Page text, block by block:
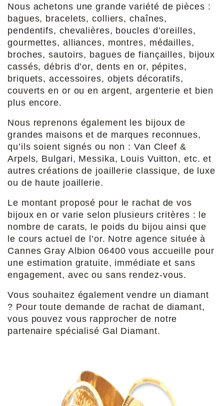
Nous achetons une grande variété de pièces :
bagues, bracelets, colliers, chaînes,
pendentifs, chevalières, boucles d’oreilles,
gourmettes, alliances, montres, médailles,
broches, sautoirs, bagues de fiançailles, bijoux
cassés, débris d’or, dents en or, pépites,
briquets, accessoires, objets décoratifs,
couverts en or ou en argent, argenterie et bien
plus encore.
Nous reprenons également les bijoux de
grandes maisons et de marques reconnues,
qu’ils soient signés ou non : Van Cleef &
Arpels, Bulgari, Messika, Louis Vuitton, etc. et
autres créations de joaillerie classique, de luxe
ou de haute joaillerie.
Le montant proposé pour le rachat de vos
bijoux en or varie selon plusieurs critères : le
nombre de carats, le poids du bijou ainsi que
le cours actuel de l’or. Notre agence située à
Cannes Gray Albion 06400 vous accueille pour
une estimation gratuite, immédiate et sans
engagement, avec ou sans rendez-vous.
Vous souhaitez également vendre un diamant
? Pour toute demande de rachat de diamant,
vous pouvez vous rapprocher de notre
partenaire spécialisé Gal Diamant.